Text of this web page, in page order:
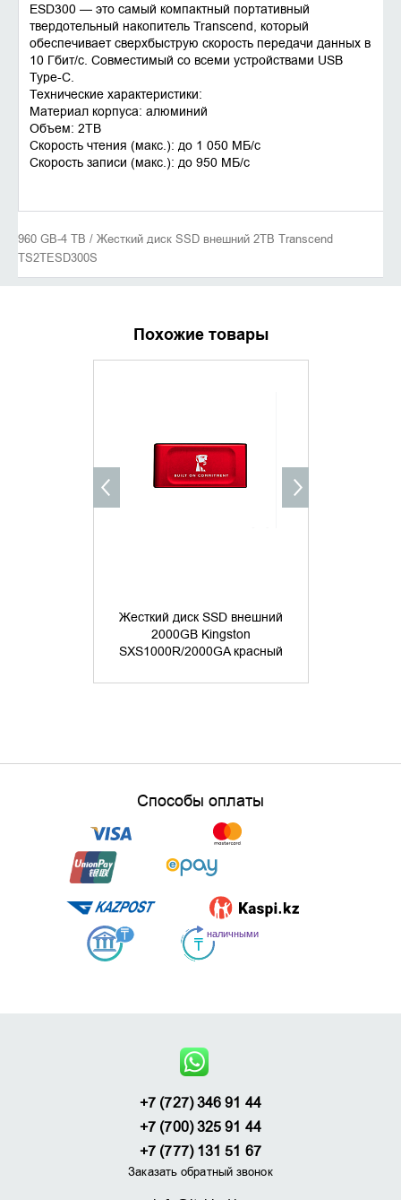
ESD300 — это самый компактный портативный
твердотельный накопитель Transcend, который
обеспечивает сверхбыструю скорость передачи данных в
10 Гбит/с. Совместимый со всеми устройствами USB
Type-C.
Технические характеристики:
Материал корпуса: алюминий
Объем: 2TB
Скорость чтения (макс.): до 1 050 MБ/с
Скорость записи (макс.): до 950 MБ/с
960 GB-4 TB / Жесткий диск SSD внешний 2TB Transcend
TS2TESD300S
Похожие товары
Жесткий диск SSD внешний
2000GB Kingston
SXS1000R/2000GA красный
Способы оплаты
+7 (727) 346 91 44
+7 (700) 325 91 44
+7 (777) 131 51 67
Заказать обратный звонок